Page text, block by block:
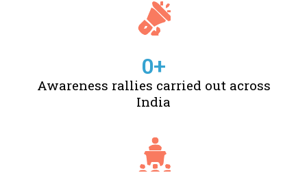
Awareness rallies carried out across
India
0+